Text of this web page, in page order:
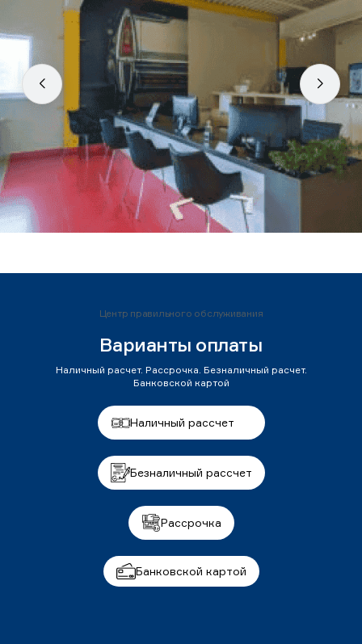
Центр правильного обслуживания
Варианты оплаты
Наличный расчет. Рассрочка. Безналичный расчет.
Банковской картой
Наличный рассчет
Безналичный рассчет
Рассрочка
Банковской картой